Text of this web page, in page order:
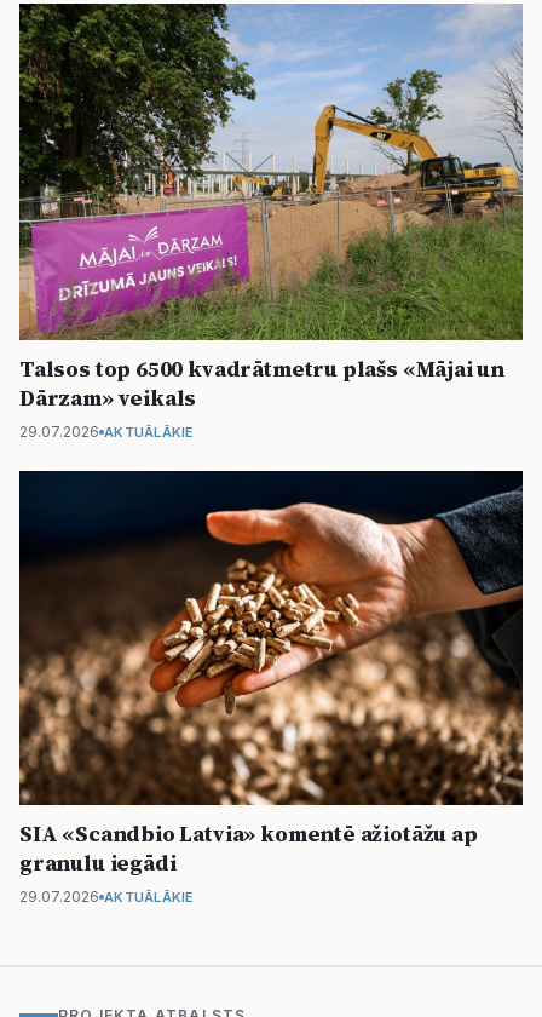
Talsos top 6500 kvadrātmetru plašs «Mājai un
Dārzam» veikals
29.07.2026 AKTUĀLĀKIE
SIA «Scandbio Latvia» komentē ažiotāžu ap
granulu iegādi
29.07.2026 AKTUĀLĀKIE